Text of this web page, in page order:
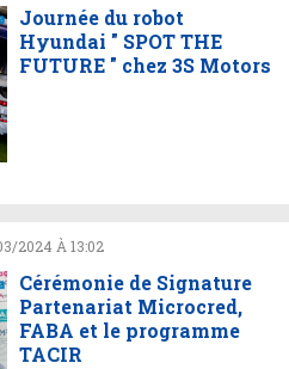
Journée du robot
Hyundai " SPOT THE
FUTURE " chez 3S Motors
2024 À 13:02
Cérémonie de Signature
Partenariat Microcred,
FABA et le programme
TACIR